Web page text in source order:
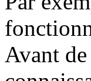
Avant